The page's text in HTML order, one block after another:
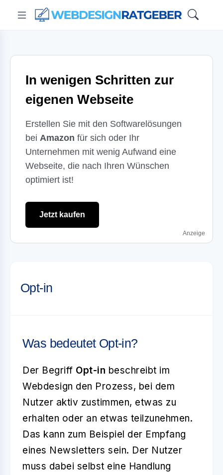
In wenigen Schritten zur
eigenen Webseite
Erstellen Sie mit den Softwarelösungen
bei Amazon für sich oder Ihr
Unternehmen mit wenig Aufwand eine
Webseite, die nach Ihren Wünschen
optimiert ist!
Jetzt kaufen
Anzeige
Opt-in
Was bedeutet Opt-in?
Der Begriff Opt-in beschreibt im
Webdesign den Prozess, bei dem
Nutzer aktiv zustimmen, etwas zu
erhalten oder an etwas teilzunehmen.
Das kann zum Beispiel der Empfang
eines Newsletters sein. Der Nutzer
muss dabei selbst eine Handlung